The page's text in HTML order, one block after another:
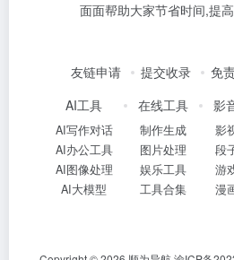
面面帮助大家节省时间,提
友链申请 提交收录 免
AI工具
AI写作对话
AI办公工具
AI图像处理
AI大模型
在线工具
制作生成
图片处理
娱乐工具
工具合集
影
影
段
游
漫